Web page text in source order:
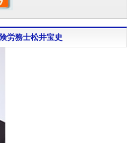
労務士松井宝史